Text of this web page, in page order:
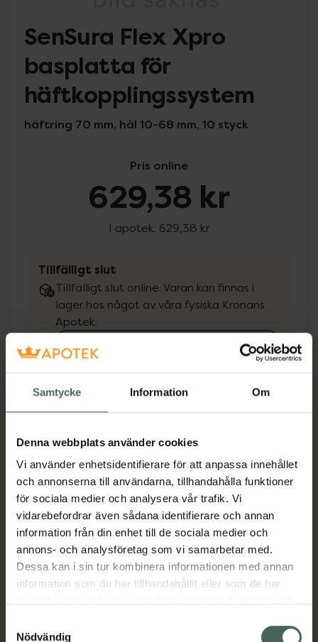
Samtycke Information Om
Denna webbplats använder cookies
Vi använder enhetsidentifierare för att anpassa innehållet
och annonserna till användarna, tillhandahålla funktioner
för sociala medier och analysera vår trafik. Vi
vidarebefordrar även sådana identifierare och annan
information från din enhet till de sociala medier och
annons- och analysföretag som vi samarbetar med.
Dessa kan i sin tur kombinera informationen med annan
information som du har tillhandahållit eller som de har
återkalla ditt samtycke via webbplatsens
Nödvändig
SenSura Flex Xpro
basplatta för
häftkopplingssystem
häftring 70 mm, hål 10-68 mm, 10 styck
Pris online
629,38 kr
I apotek: 629,38 kr
Tillfälligt slut
Tillfälligt slut online. Varan kan finnas i
lager hos något av våra fysiska Kronans
Apotek.
Se lagerstatus på apotek
Få mejl när varan finns i lager online
Din e-postadress
Jag accepterar villkoren
Spara
Aktuella erbjudanden
Beskrivning Dölj